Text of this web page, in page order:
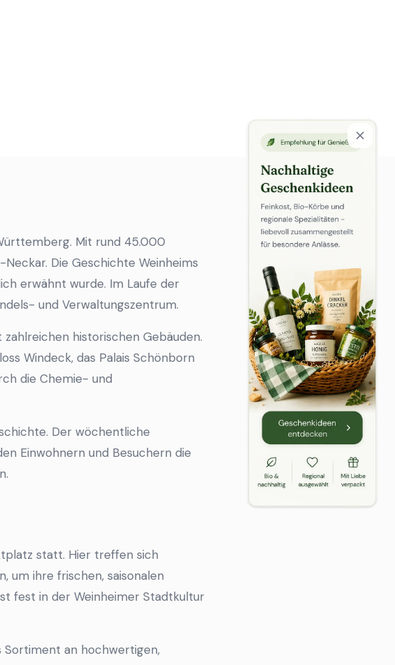
Mit rund 45.000
Die Geschichte Weinheims
erwähnt wurde. Im Laufe der
und Verwaltungszentrum.
historischen Gebäuden.
Windeck, das Palais Schönborn
die Chemie- und
Der wöchentliche
Einwohnern und Besuchern die
statt. Hier treffen sich
um ihre frischen, saisonalen
fest in der Weinheimer Stadtkultur
Sortiment an hochwertigen,